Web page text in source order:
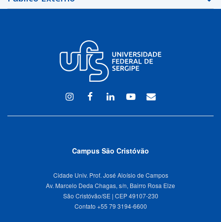
InstagramFacebook
LinkedinYoutubeWEBMAIL
Campus São Cristóvão
Cidade Univ. Prof. José Aloísio de Campos
Av. Marcelo Deda Chagas, s/n, Bairro Rosa Elze
São Cristóvão/SE | CEP 49107-230